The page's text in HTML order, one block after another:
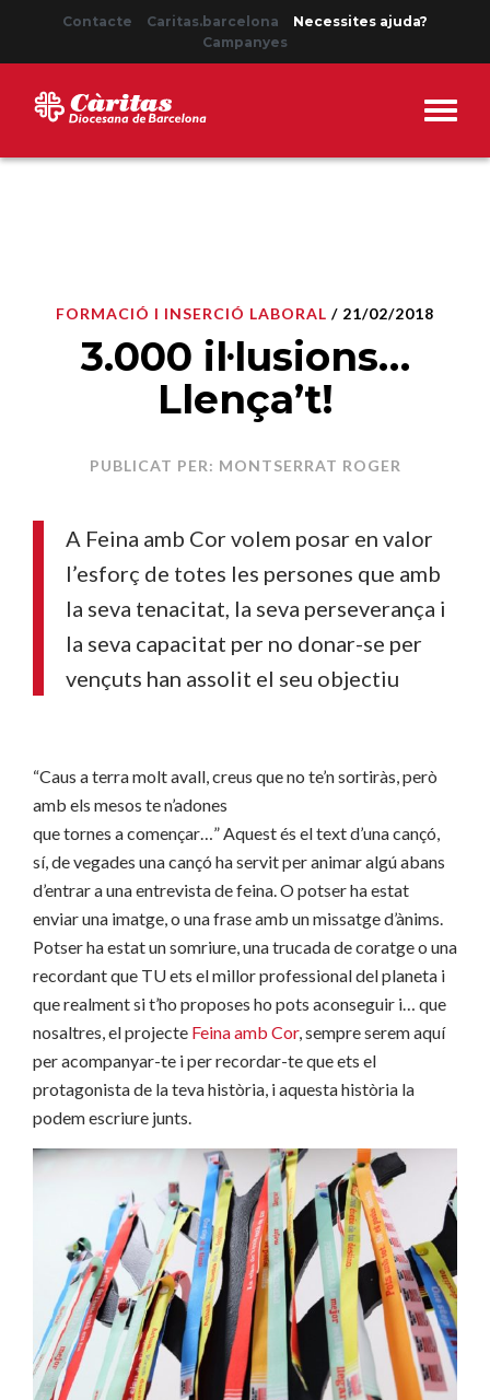
Contacte Caritas.barcelona
Necessites ajuda?
Campanyes
FORMACIÓ I INSERCIÓ LABORAL / 21/02/2018
3.000 il·lusions…
Llença’t!
PUBLICAT PER: MONTSERRAT ROGER
A Feina amb Cor volem posar en valor
l’esforç de totes les persones que amb
la seva tenacitat, la seva perseverança i
la seva capacitat per no donar-se per
vençuts han assolit el seu objectiu
“Caus a terra molt avall, creus que no te’n sortiràs, però
amb els mesos te n’adones
que tornes a començar…” Aquest és el text d’una cançó,
sí, de vegades una cançó ha servit per animar algú abans
d’entrar a una entrevista de feina. O potser ha estat
enviar una imatge, o una frase amb un missatge d’ànims.
Potser ha estat un somriure, una trucada de coratge o una
recordant que TU ets el millor professional del planeta i
que realment si t’ho proposes ho pots aconseguir i… que
nosaltres, el projecte Feina amb Cor, sempre serem aquí
per acompanyar-te i per recordar-te que ets el
protagonista de la teva història, i aquesta història la
podem escriure junts.